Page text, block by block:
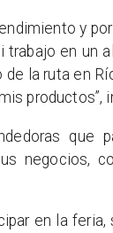
y
trabajo en un
de la ruta en
productos”,
que
negocios,
en la feria,